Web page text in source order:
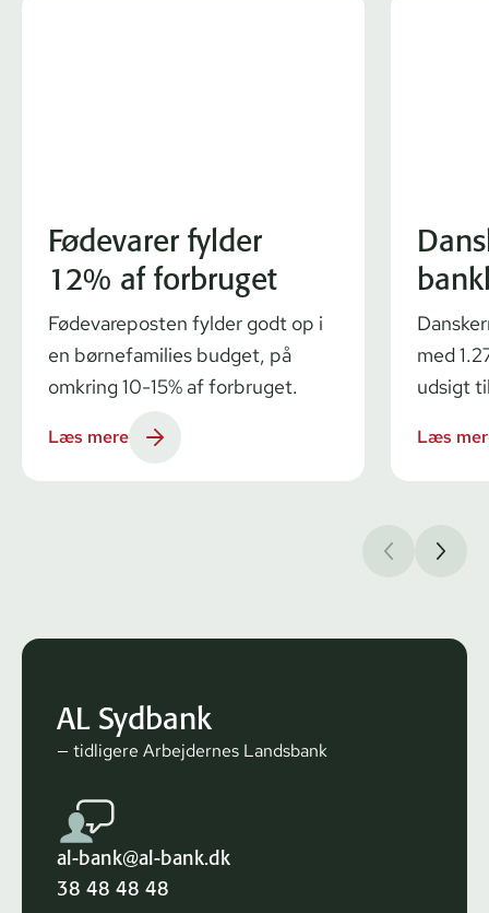
Fødevarer fylder
12% af forbruget
Fødevareposten fylder godt op i
en børnefamilies budget, på
omkring 10-15% af forbruget.
Læs mere
med
udsigt
Læs
AL Sydbank
— tidligere Arbejdernes Landsbank
al-bank@al-bank.dk
38 48 48 48